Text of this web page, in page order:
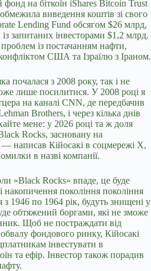
фонд на біткоїн iShares Bitcoin Trust
виведення коштів зі свого
Lending Fund обсягом $26 млрд,
запитаних інвесторами $1,2 млрд.
проблем із постачанням нафти,
США та Ізраїлю з Іраном.
почалася з 2008 року, так і не
лише посилитися. У 2008 році я
на каналі CNN, де передбачив
Brothers, і через кілька днів
мене: у 2026 році та ж доля
Rocks, засновану на
написав Кійосакі в соцмережі Х,
в назві компанії.
«Black Rocks» впаде, це буде
накопичення покоління покоління
1946 по 1964 рік, будуть знищені у
обтяжений боргами, які не зможе
Щоб не постраждати від
фондового ринку, Кійосакі
інвестувати в
та ефір. Інвестор також порадив